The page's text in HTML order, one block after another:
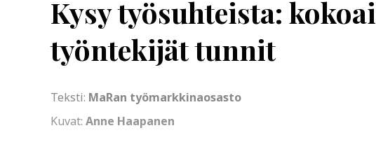
Kysy työsuhteista:
työntekijät tunnit
Teksti: MaRan työmarkkinaosasto
Kuvat: Anne Haapanen